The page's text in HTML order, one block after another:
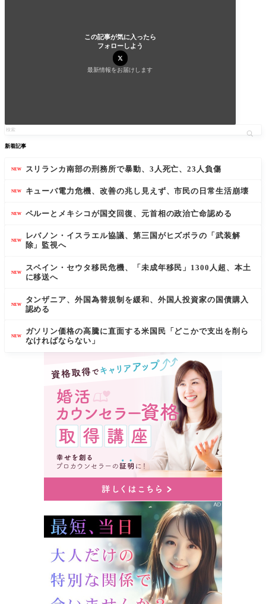
この記事が気に入ったら
フォローしよう
最新情報をお届けします
新着記事
NEW スリランカ南部の刑務所で暴動、3人死亡、23人負傷
NEW キューバ電力危機、改善の兆し見えず、市民の日常生活崩壊
NEW ペルーとメキシコが国交回復、元首相の政治亡命認める
NEW
レバノン・イスラエル協議、第三国がヒズボラの「武装解
除」監視へ
NEW
スペイン・セウタ移民危機、「未成年移民」1300人超、本土
に移送へ
NEW
タンザニア、外国為替規制を緩和、外国人投資家の国債購入
認める
NEW
ガソリン価格の高騰に直面する米国民「どこかで支出を削ら
なければならない」